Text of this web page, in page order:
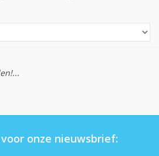
onze nieuwsbrief: